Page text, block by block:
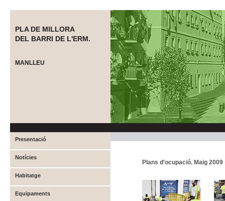
PLA DE MILLORA
DEL BARRI DE L'ERM.
MANLLEU
Presentació
Notícies
Habitatge
Equipaments
Plans d'ocupació. Maig 2009